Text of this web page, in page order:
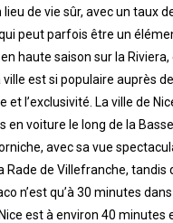
de vie sûr, avec un taux
peut parfois être un
haute saison sur la Riviera,
est si populaire auprès
et l’exclusivité. La ville de
en voiture le long de la
avec sa vue
Rade de Villefranche, tandis
n’est qu’à 30 minutes dans
est à environ 40 minutes